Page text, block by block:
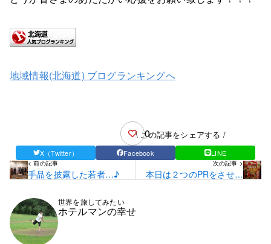
地域情報(北海道) ブログランキングへ
0
\ この記事をシェアする /
X（Twitter） Facebook LINE
< 前の記事
手品を披露した若者…♪
次の記事 >
本日は２つのPRをさせて
世界を旅してみたい
ホテルマンの幸せ